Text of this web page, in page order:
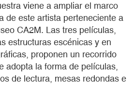
viene a ampliar el marco
de este artista perteneciente a
CA2M. Las tres películas,
estructuras escénicas y en
proponen un recorrido
adopta la forma de películas,
de lectura, mesas redondas e